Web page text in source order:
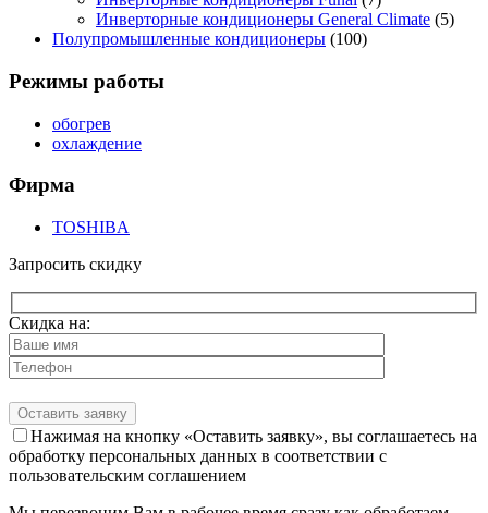
Инверторные кондиционеры General Climate (5)
Полупромышленные кондиционеры (100)
Режимы работы
обогрев
охлаждение
Фирма
TOSHIBA
Запросить скидку
Скидка на:
Нажимая на кнопку «Оставить заявку», вы соглашаетесь на
обработку персональных данных в соответствии с
пользовательским соглашением